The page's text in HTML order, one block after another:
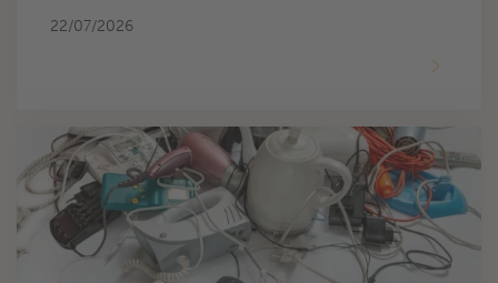
22/07/2026